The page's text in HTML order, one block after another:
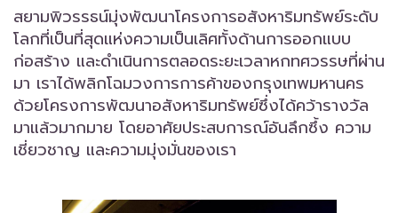
สยามพิวรรธน์มุ่งพัฒนาโครงการอสังหาริมทรัพย์ระดับ
โลกที่เป็นที่สุดแห่งความเป็นเลิศทั้งด้านการออกแบบ
ก่อสร้าง และดำเนินการตลอดระยะเวลาหกทศวรรษที่ผ่าน
มา เราได้พลิกโฉมวงการการค้าของกรุงเทพมหานคร
ด้วยโครงการพัฒนาอสังหาริมทรัพย์ซึ่งได้คว้ารางวัล
มาแล้วมากมาย โดยอาศัยประสบการณ์อันลึกซึ้ง ความ
เชี่ยวชาญ และความมุ่งมั่นของเรา